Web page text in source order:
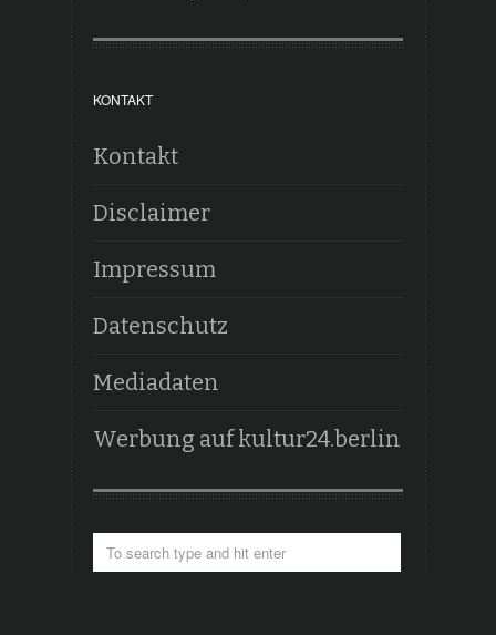
KONTAKT
Kontakt
Disclaimer
Impressum
Datenschutz
Mediadaten
Werbung auf kultur24.berlin